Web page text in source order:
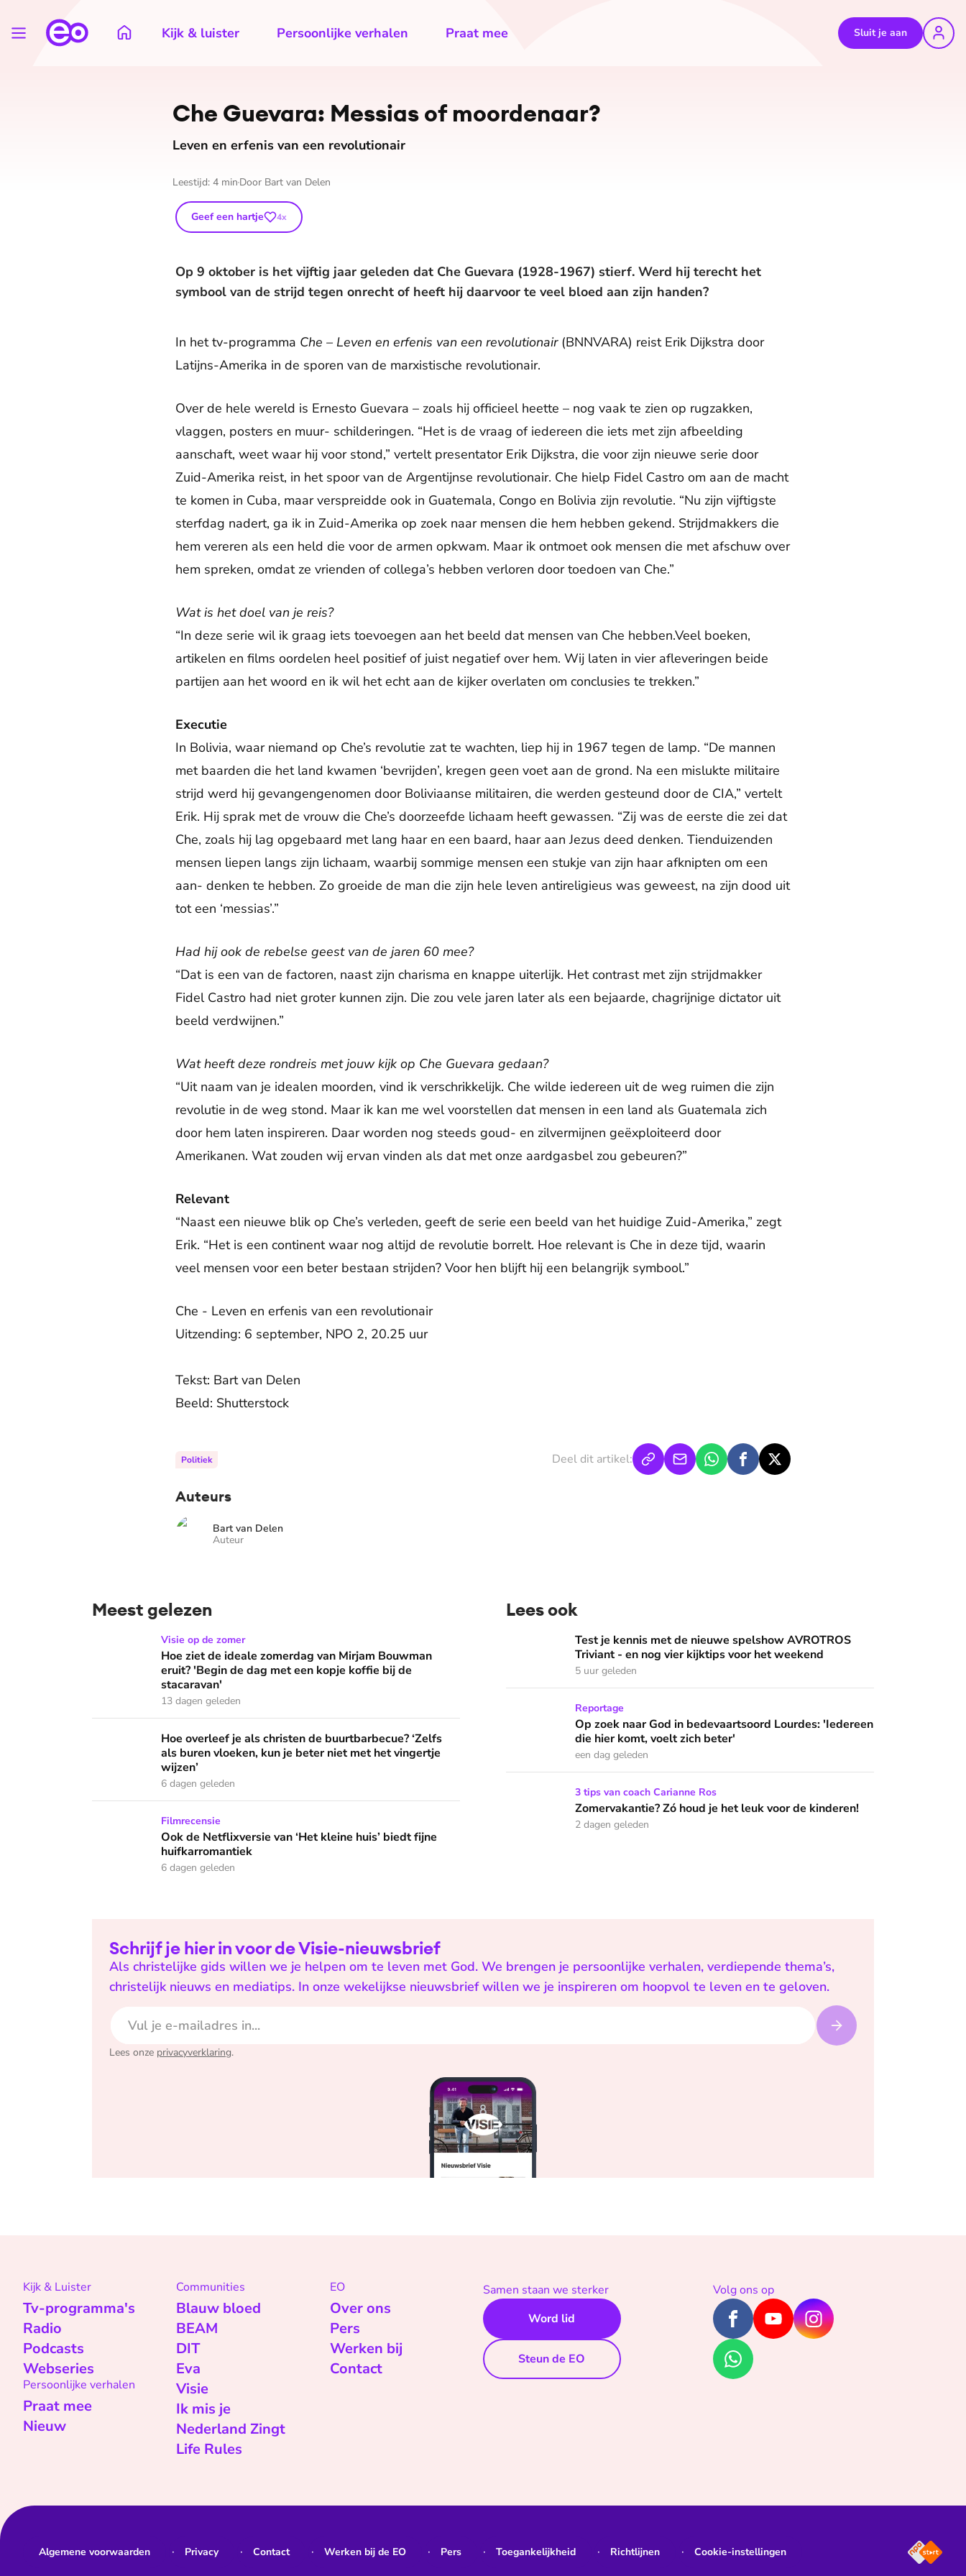
Kijk & luister Persoonlijke verhalen Praat mee Sluit je aan
Che Guevara: Messias of moordenaar?
Leven en erfenis van een revolutionair
Leestijd: 4 min Door Bart van Delen
Geef een hartje 4x
Op 9 oktober is het vijftig jaar geleden dat Che Guevara (1928-1967) stierf. Werd hij terecht het
symbool van de strijd tegen onrecht of heeft hij daarvoor te veel bloed aan zijn handen?
In het tv-programma Che – Leven en erfenis van een revolutionair(BNNVARA) reist Erik Dijkstra door
Latijns-Amerika in de sporen van de marxistische revolutionair.
Over de hele wereld is Ernesto Guevara – zoals hij officieel heette – nog vaak te zien op rugzakken,
vlaggen, posters en muur- schilderingen. “Het is de vraag of iedereen die iets met zijn afbeelding
aanschaft, weet waar hij voor stond,” vertelt presentator Erik Dijkstra, die voor zijn nieuwe serie door
Zuid-Amerika reist, in het spoor van de Argentijnse revolutionair. Che hielp Fidel Castro om aan de macht
te komen in Cuba, maar verspreidde ook in Guatemala, Congo en Bolivia zijn revolutie. “Nu zijn vijftigste
sterfdag nadert, ga ik in Zuid-Amerika op zoek naar mensen die hem hebben gekend. Strijdmakkers die
hem vereren als een held die voor de armen opkwam. Maar ik ontmoet ook mensen die met afschuw over
hem spreken, omdat ze vrienden of collega’s hebben verloren door toedoen van Che.”
Wat is het doel van je reis?
“In deze serie wil ik graag iets toevoegen aan het beeld dat mensen van Che hebben.Veel boeken,
artikelen en films oordelen heel positief of juist negatief over hem. Wij laten in vier afleveringen beide
partijen aan het woord en ik wil het echt aan de kijker overlaten om conclusies te trekken.”
Executie
In Bolivia, waar niemand op Che’s revolutie zat te wachten, liep hij in 1967 tegen de lamp. “De mannen
met baarden die het land kwamen ‘bevrijden’, kregen geen voet aan de grond. Na een mislukte militaire
strijd werd hij gevangengenomen door Boliviaanse militairen, die werden gesteund door de CIA,” vertelt
Erik. Hij sprak met de vrouw die Che’s doorzeefde lichaam heeft gewassen. “Zij was de eerste die zei dat
Che, zoals hij lag opgebaard met lang haar en een baard, haar aan Jezus deed denken. Tienduizenden
mensen liepen langs zijn lichaam, waarbij sommige mensen een stukje van zijn haar afknipten om een
aan- denken te hebben. Zo groeide de man die zijn hele leven antireligieus was geweest, na zijn dood uit
tot een ‘messias’.”
Had hij ook de rebelse geest van de jaren 60 mee?
“Dat is een van de factoren, naast zijn charisma en knappe uiterlijk. Het contrast met zijn strijdmakker
Fidel Castro had niet groter kunnen zijn. Die zou vele jaren later als een bejaarde, chagrijnige dictator uit
beeld verdwijnen.”
Wat heeft deze rondreis met jouw kijk op Che Guevara gedaan?
“Uit naam van je idealen moorden, vind ik verschrikkelijk. Che wilde iedereen uit de weg ruimen die zijn
revolutie in de weg stond. Maar ik kan me wel voorstellen dat mensen in een land als Guatemala zich
door hem laten inspireren. Daar worden nog steeds goud- en zilvermijnen geëxploiteerd door
Amerikanen. Wat zouden wij ervan vinden als dat met onze aardgasbel zou gebeuren?”
Relevant
“Naast een nieuwe blik op Che’s verleden, geeft de serie een beeld van het huidige Zuid-Amerika,” zegt
Erik. “Het is een continent waar nog altijd de revolutie borrelt. Hoe relevant is Che in deze tijd, waarin
veel mensen voor een beter bestaan strijden? Voor hen blijft hij een belangrijk symbool.”
Che - Leven en erfenis van een revolutionair
Uitzending: 6 september, NPO 2, 20.25 uur
Tekst: Bart van Delen
Beeld: Shutterstock
Politiek Deel dit artikel:
Auteurs
Bart van Delen
Auteur
Meest gelezen
Hoe ziet de ideale zomerdag van Mirjam Bouwman eruit? 'Begin de dag met een kopje koffie bij de stacaravan'
Visie op de zomer
Hoe ziet de ideale zomerdag van Mirjam Bouwman
eruit? 'Begin de dag met een kopje koffie bij de
stacaravan'
13 dagen geleden
Hoe overleef je als christen de buurtbarbecue? ‘Zelfs als buren vloeken, kun je beter niet met het vingertje wijzen’
Hoe overleef je als christen de buurtbarbecue? ‘Zelfs
als buren vloeken, kun je beter niet met het vingertje
wijzen’
6 dagen geleden
Ook de Netflixversie van ‘Het kleine huis’ biedt fijne huifkarromantiek
Filmrecensie
Ook de Netflixversie van ‘Het kleine huis’ biedt fijne
huifkarromantiek
6 dagen geleden
Lees ook
Test je kennis met de nieuwe spelshow AVROTROS Triviant - en nog vier kijktips voor
Test je kennis met de nieuwe spelshow AVROTROS
Triviant - en nog vier kijktips voor het weekend
5 uur geleden
Op zoek naar God in bedevaartsoord Lourdes: 'Iedereen die hier komt, voelt zich beter'
Reportage
Op zoek naar God in bedevaartsoord Lourdes: 'Iedereen
die hier komt, voelt zich beter'
een dag geleden
Zomervakantie? Zó houd je het leuk voor de kinderen!
3 tips van coach Carianne Ros
Zomervakantie? Zó houd je het leuk voor de kinderen!
2 dagen geleden
Schrijf je hier in voor de Visie-nieuwsbrief
Als christelijke gids willen we je helpen om te leven met God. We brengen je persoonlijke verhalen, verdiepende thema’s,
christelijk nieuws en mediatips. In onze wekelijkse nieuwsbrief willen we je inspireren om hoopvol te leven en te geloven.
Lees onze privacyverklaring.
Kijk & Luister
Tv-programma's
Radio
Podcasts
Webseries
Persoonlijke verhalen
Praat mee
Nieuw
Communities
Blauw bloed
BEAM
DIT
Eva
Visie
Ik mis je
Nederland Zingt
Life Rules
EO
Over ons
Pers
Werken bij
Contact
Samen staan we sterker
Word lid
Steun de EO
Volg ons op
Algemene voorwaarden Privacy Contact Werken bij de EO Pers Toegankelijkheid Richtlijnen Cookie-instellingen